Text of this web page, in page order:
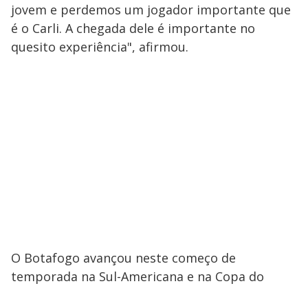
jovem e perdemos um jogador importante que
é o Carli. A chegada dele é importante no
quesito experiência", afirmou.
O Botafogo avançou neste começo de
temporada na Sul-Americana e na Copa do